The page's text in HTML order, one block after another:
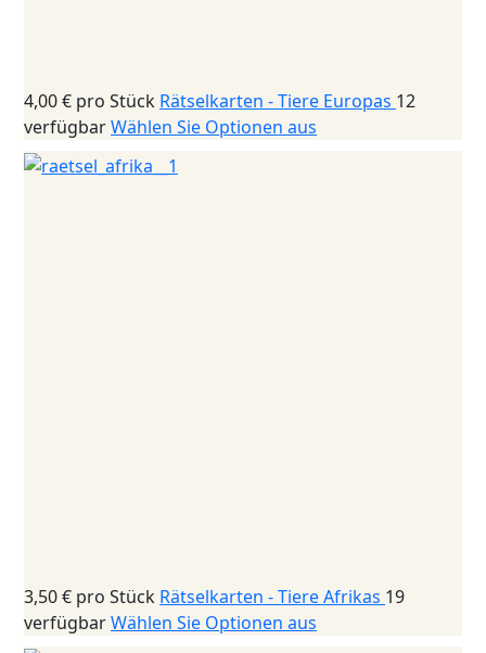
4,00 € pro Stück Rätselkarten - Tiere Europas 12
verfügbarWählen Sie Optionen aus
3,50 € pro Stück Rätselkarten - Tiere Afrikas 19
verfügbarWählen Sie Optionen aus